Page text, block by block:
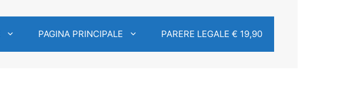
PAGINA PRINCIPALE PARERE LEGALE € 19,90